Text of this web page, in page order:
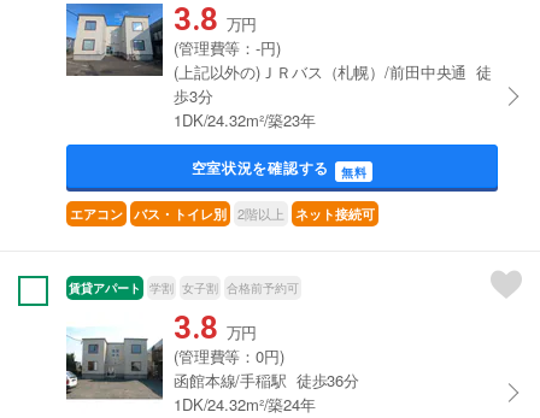
3.8 万円
(管理費等：-円)
(上記以外の)ＪＲバス（札幌）/前田中央通 徒
歩3分
1DK/24.32m²/築23年
空室状況を確認する 無料
エアコン バス・トイレ別 2階以上 ネット接続可
賃貸アパート 学割 女子割 合格前予約可
3.8 万円
(管理費等：0円)
函館本線/手稲駅 徒歩36分
1DK/24.32m²/築24年